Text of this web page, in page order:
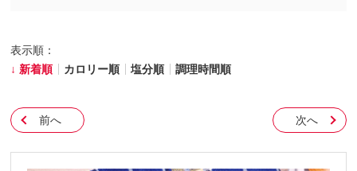
表示順：
新着順
カロリー順 塩分順 調理時間順
前へ 次へ